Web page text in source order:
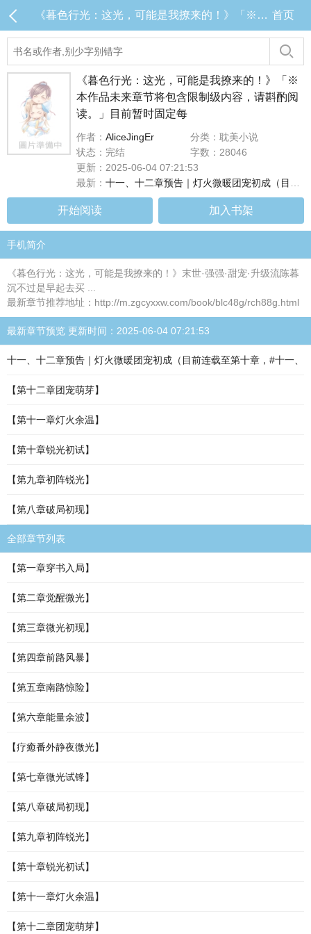
《暮色行光：这光，可能是我撩来的！》「※本作品未来章节将包含限制级内容，请斟酌阅读。」目前暂时固定每 目录 (共14章) 首页
《暮色行光：这光，可能是我撩来的！》「※
本作品未来章节将包含限制级内容，请斟酌阅
读。」目前暂时固定每
作者： AliceJingEr
分类：耽美小说
状态：完结
字数：28046
更新：2025-06-04 07:21:53
最新： 十一、十二章预告｜灯火微暖团宠初成（目前连载至第十章，#十一、十二章将於下周二早上8点更新！）
开始阅读 加入书架
手机简介
《暮色行光：这光，可能是我撩来的！》末世·强强·甜宠·升级流陈暮
沉不过是早起去买 ...
最新章节推荐地址：http://m.zgcyxxw.com/book/blc48g/rch88g.html
最新章节预览 更新时间：2025-06-04 07:21:53
十一、十二章预告｜灯火微暖团宠初成（目前连载至第十章，#十一、
【第十二章团宠萌芽】
【第十一章灯火余温】
【第十章锐光初试】
【第九章初阵锐光】
【第八章破局初现】
全部章节列表
【第一章穿书入局】
【第二章觉醒微光】
【第三章微光初现】
【第四章前路风暴】
【第五章南路惊险】
【第六章能量余波】
【疗癒番外静夜微光】
【第七章微光试锋】
【第八章破局初现】
【第九章初阵锐光】
【第十章锐光初试】
【第十一章灯火余温】
【第十二章团宠萌芽】